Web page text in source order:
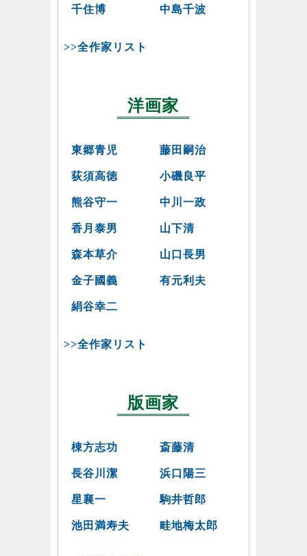
千住博 中島千波
>>全作家リスト
洋画家
東郷青児 藤田嗣治
荻須高徳 小磯良平
熊谷守一 中川一政
香月泰男 山下清
森本草介 山口長男
金子國義 有元利夫
絹谷幸二
>>全作家リスト
版画家
棟方志功 斎藤清
長谷川潔 浜口陽三
星襄一 駒井哲郎
池田満寿夫 畦地梅太郎